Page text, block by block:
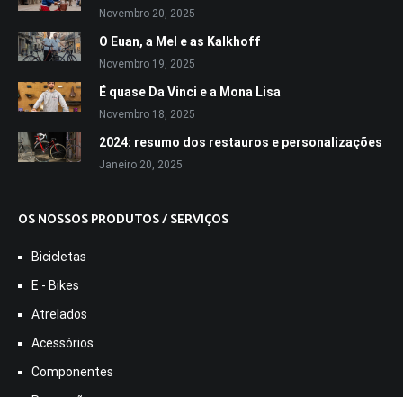
Novembro 20, 2025
O Euan, a Mel e as Kalkhoff
Novembro 19, 2025
É quase Da Vinci e a Mona Lisa
Novembro 18, 2025
2024: resumo dos restauros e personalizações
Janeiro 20, 2025
OS NOSSOS PRODUTOS / SERVIÇOS
Bicicletas
E - Bikes
Atrelados
Acessórios
Componentes